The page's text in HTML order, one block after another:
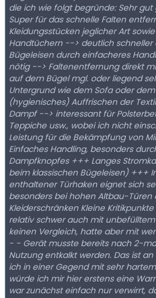
die ich wie folgt begründe: Sehr gut gefallen hat mir: +++
Super für das schnelle Falten
Kleidungsstücken jeglicher Art
Handtüchern --> deutlich schneller
Bügeleisen durch einfacheres
nötig --> Faltenentfernung direkt
auf dem Bügel mgl. oder liegend
Untergrund wie dem Sofa oder
(hygienisches) Auffrischen der
Dampf --> interessant für
Teppiche usw., wobei ich nicht
Leistung für die Bekämpfung von
Einfaches Handling, besonders
Dampfknopfes +++ Langes
beim klassischen Bügeleisen) +++
enthaltener Türhaken eignet sich
besonders bei hohen Altbau-Türen
Kleiderschränken Kleine Kritikpunkte sind: - - Das Gerät ist
relativ schwer auch mit
keinen Vergleich, hatte aber mit
- - Gerät musste bereits nach 2-
Nutzung entkalkt werden. Das ist
ich in einer Gegend mit sehr
würde ich mir hier erstens eine
war zunächst einfach nur verwirrt,